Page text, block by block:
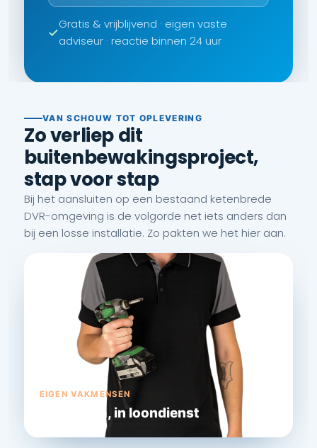
Gratis & vrijblijvend · eigen vaste
adviseur · reactie binnen 24 uur
VAN SCHOUW TOT OPLEVERING
Zo verliep dit
buitenbewakingsproject,
stap voor stap
Bij het aansluiten op een bestaand ketenbrede
DVR-omgeving is de volgorde net iets anders dan
bij een losse installatie. Zo pakten we het hier aan.
EIGEN VAKMENSEN
Vast team, in loondienst